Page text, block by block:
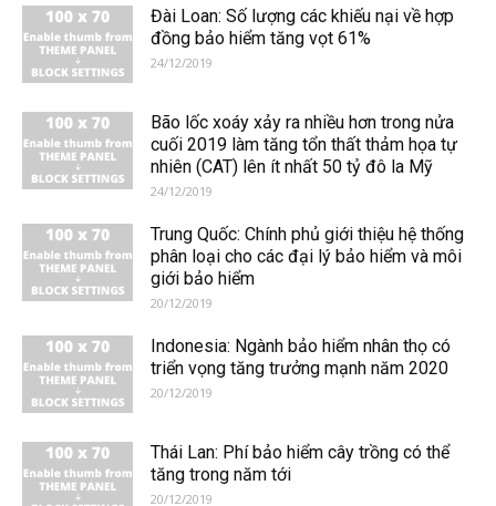
Đài Loan: Số lượng các khiếu nại về hợp
đồng bảo hiểm tăng vọt 61%
24/12/2019
Bão lốc xoáy xảy ra nhiều hơn trong nửa
cuối 2019 làm tăng tổn thất thảm họa tự
nhiên (CAT) lên ít nhất 50 tỷ đô la Mỹ
24/12/2019
Trung Quốc: Chính phủ giới thiệu hệ thống
phân loại cho các đại lý bảo hiểm và môi
giới bảo hiểm
20/12/2019
Indonesia: Ngành bảo hiểm nhân thọ có
triển vọng tăng trưởng mạnh năm 2020
20/12/2019
Thái Lan: Phí bảo hiểm cây trồng có thể
tăng trong năm tới
20/12/2019